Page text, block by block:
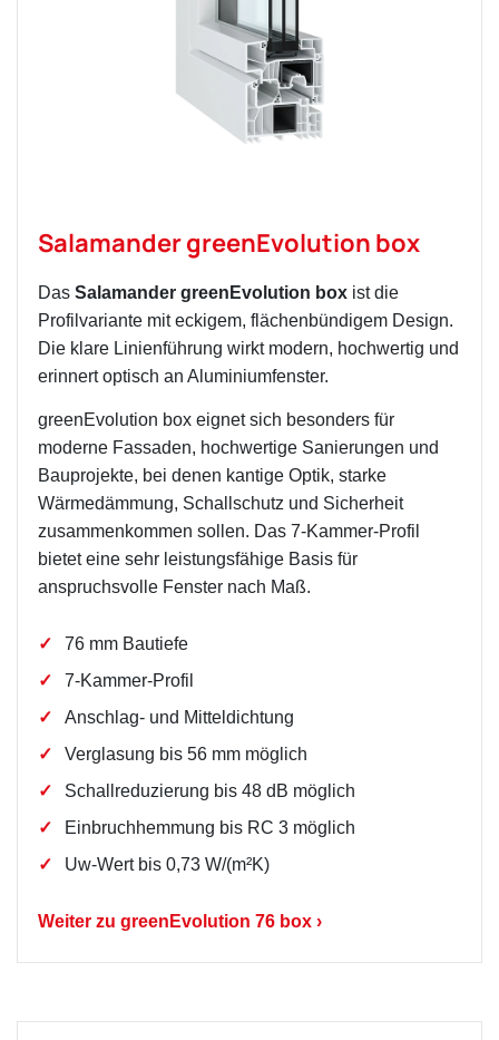
Salamander greenEvolution box
Das Salamander greenEvolution box ist die
Profilvariante mit eckigem, flächenbündigem Design.
Die klare Linienführung wirkt modern, hochwertig und
erinnert optisch an Aluminiumfenster.
greenEvolution box eignet sich besonders für
moderne Fassaden, hochwertige Sanierungen und
Bauprojekte, bei denen kantige Optik, starke
Wärmedämmung, Schallschutz und Sicherheit
zusammenkommen sollen. Das 7-Kammer-Profil
bietet eine sehr leistungsfähige Basis für
anspruchsvolle Fenster nach Maß.
76 mm Bautiefe
7-Kammer-Profil
Anschlag- und Mitteldichtung
Verglasung bis 56 mm möglich
Schallreduzierung bis 48 dB möglich
Einbruchhemmung bis RC 3 möglich
Uw-Wert bis 0,73 W/(m²K)
Weiter zu greenEvolution 76 box ›